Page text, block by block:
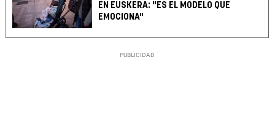
EN EUSKERA: "ES EL MODELO QUE
EMOCIONA"